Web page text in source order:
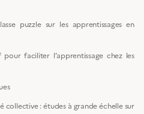
puzzle sur les apprentissages en
pour faciliter l’apprentissage chez les
collective : études à grande échelle sur